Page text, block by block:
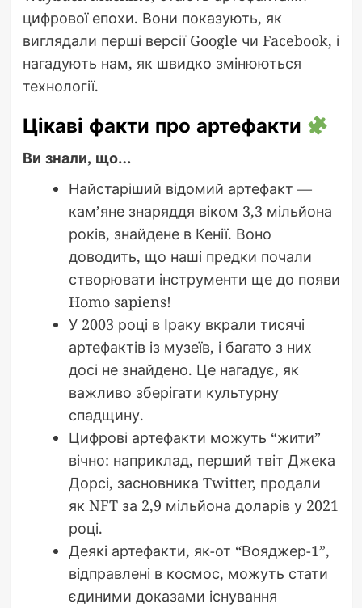
цифрової епохи. Вони показують, як
виглядали перші версії Google чи Facebook, і
нагадують нам, як швидко змінюються
технології.
Цікаві факти про артефакти
Ви знали, що…
Найстаріший відомий артефакт —
кам’яне знаряддя віком 3,3 мільйона
років, знайдене в Кенії. Воно
доводить, що наші предки почали
створювати інструменти ще до появи
Homo sapiens!
У 2003 році в Іраку вкрали тисячі
артефактів із музеїв, і багато з них
досі не знайдено. Це нагадує, як
важливо зберігати культурну
спадщину.
Цифрові артефакти можуть “жити”
вічно: наприклад, перший твіт Джека
Дорсі, засновника Twitter, продали
як NFT за 2,9 мільйона доларів у 2021
році.
Деякі артефакти, як-от “Вояджер-1”,
відправлені в космос, можуть стати
єдиними доказами існування